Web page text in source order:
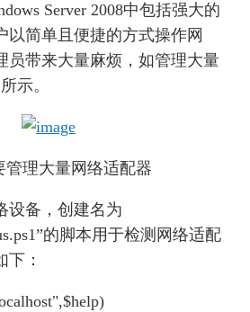
Server 2008中包括强大的
以简单且便捷的方式操作网
员带来大量麻烦，如管理大量
示。
管理大量网络适配器
设备，创建名为
的脚本用于检测网络适配
：